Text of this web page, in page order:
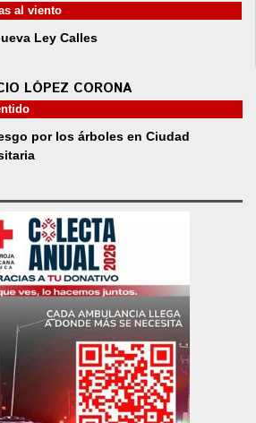
al viento
Ley Calles
LÓPEZ CORONA
por los árboles en Ciudad